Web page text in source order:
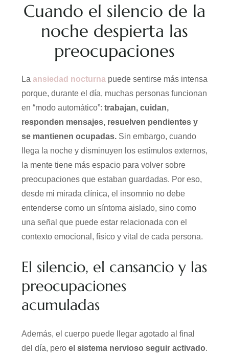
Cuando el silencio de la
noche despierta las
preocupaciones
La ansiedad nocturna puede sentirse más intensa
porque, durante el día, muchas personas funcionan
en “modo automático”: trabajan, cuidan,
responden mensajes, resuelven pendientes y
se mantienen ocupadas. Sin embargo, cuando
llega la noche y disminuyen los estímulos externos,
la mente tiene más espacio para volver sobre
preocupaciones que estaban guardadas. Por eso,
desde mi mirada clínica, el insomnio no debe
entenderse como un síntoma aislado, sino como
una señal que puede estar relacionada con el
contexto emocional, físico y vital de cada persona.
El silencio, el cansancio y las
preocupaciones
acumuladas
Además, el cuerpo puede llegar agotado al final
del día, pero el sistema nervioso seguir activado.